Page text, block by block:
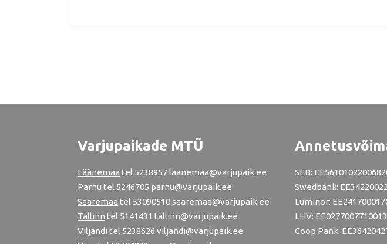
Varjupaikade MTÜ
Läänemaa tel 5238957 laanemaa@varjupaik.ee
Pärnu tel 5246705 parnu@varjupaik.ee
Saaremaa tel 53090510 saaremaa@varjupaik.ee
Tallinn tel 5141431 tallinn@varjupaik.ee
Viljandi tel 5238626 viljandi@varjupaik.ee
SEB:
Swedbank:
Luminor:
LHV:
Coop Pank: